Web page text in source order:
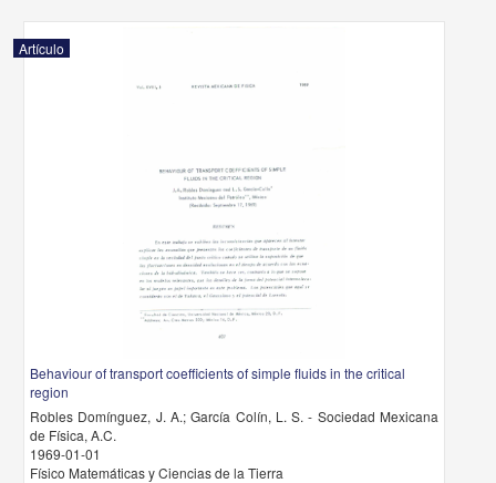
Artículo
Behaviour of transport coefficients of simple fluids in the critical
region
Robles Domínguez, J. A.; García Colín, L. S. - Sociedad Mexicana
de Física, A.C.
1969-01-01
Físico Matemáticas y Ciencias de la Tierra